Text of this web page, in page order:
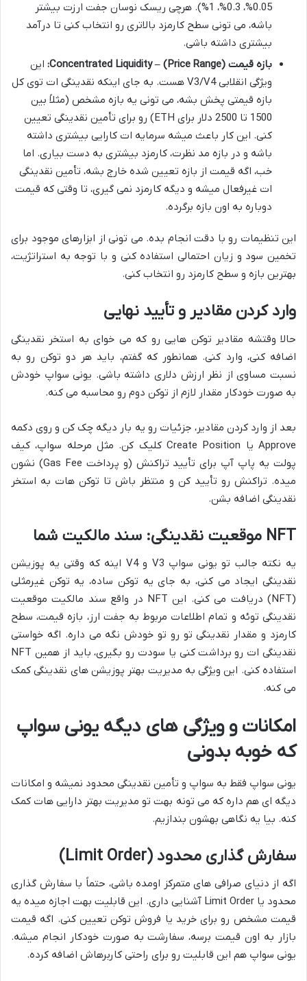
0.05%، 0.3%، 1%). هرچی ریسک نوسان جفت ارزت بیشتر
باشه، می تونی سطح کارمزد بالاتری رو انتخاب کنی تا درآمد
بیشتری داشته باشی.
بازه قیمت (Price Range) – Concentrated Liquidity:
این
ویژگی انقلابی V3/V4 هست. به جای اینکه نقدینگی ات توی کل
بازه قیمتی پخش بشه، می تونی یه بازه مشخص (مثلاً بین
1500 تا 2500 دلار برای ETH) رو برای تأمین نقدینگی تعیین
کنی. این کار باعث میشه سرمایه ات کارایی بیشتری داشته
باشه و در بازه مد نظرت، کارمزد بیشتری به دست بیاری. اما
خب، اگه قیمت از بازه تعیین شده خارج بشه، تأمین نقدینگی
ات غیرفعال میشه و دیگه کارمزد نمی گیری، تا وقتی که قیمت
دوباره به اون بازه برگرده.
این تنظیمات رو با دقت انجام بده. می تونی از ابزارهای موجود برای
تخمین سود و زیان احتمالی استفاده کنی و با توجه به استراتژیت،
بهترین بازه و سطح کارمزد رو انتخاب کنی.
وارد کردن مقادیر و تأیید نهایی
حالا وقتشه مقادیر توکن هایی رو که می خوای به استخر نقدینگی
اضافه کنی، وارد کنی. همانطور که گفتم، باید هر دو توکن رو به
نسبت مساوی از نظر ارزش دلاری داشته باشی. یونی سواپ خودش
به صورت خودکار مقدار لازم از توکن دوم رو محاسبه می کنه.
بعد از وارد کردن مقادیر، جزئیات رو یه بار دیگه چک کن و روی دکمه
Approve یا Create Position کلیک کن. مثل مرحله سواپ، کیف
پولت یه پاپ آپ برای تأیید تراکنش (و پرداخت Gas Fee) نشون
میده. تراکنش رو تأیید کن و منتظر باش تا توکن هات به استخر
نقدینگی اضافه بشن.
NFT موقعیت نقدینگی: سند مالکیت شما
یه نکته جالب تو یونی سواپ V3 و V4 اینه که وقتی یه پوزیشن
نقدینگی ایجاد می کنی، به جای یه توکن ساده، یه توکن غیرمثلی
(NFT) دریافت می کنی. این NFT در واقع سند مالکیت موقعیت
نقدینگی توئه و تمام اطلاعات مربوط به جفت ارز، بازه قیمت، سطح
کارمزد و مقدار نقدینگی تو رو تو خودش نگه می داره. اگه خواستی
نقدینگی ات رو برداشت کنی یا سودت رو بگیری، باید از همین NFT
استفاده کنی. این ویژگی به مدیریت بهتر پوزیشن های نقدینگی کمک
می کنه.
امکانات و ویژگی های دیگه یونی سواپ
که خوبه بدونی
یونی سواپ فقط به سواپ و تأمین نقدینگی محدود نمیشه و امکانات
دیگه ای هم داره که می تونه بهت تو مدیریت بهتر دارایی هات کمک
کنه. بیا یه نگاهی بهشون بندازیم.
سفارش گذاری محدود (Limit Order)
اگه از دنیای صرافی های متمرکز اومده باشی، حتماً با سفارش گذاری
محدود یا Limit Order آشنایی داری. این قابلیت بهت اجازه میده یه
قیمت مشخص رو برای خرید یا فروش توکن تعیین کنی. اگه قیمت
بازار به اون قیمت برسه، سفارشت به صورت خودکار انجام میشه.
یونی سواپ هم این قابلیت رو برای راحتی کاربرهاش اضافه کرده.